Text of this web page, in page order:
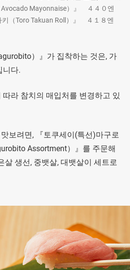
Avocado Mayonnaise）』 ４４０엔
키（Toro Takuan Roll）』 ４１８엔
）』가 집착하는 것은, 가
니다.
라 참치의 매입처를 변경하고 있
보려면, 『토쿠세이(특선)마구로
Assortment）』를 주문해
살 생선, 중뱃살, 대뱃살이 세트로